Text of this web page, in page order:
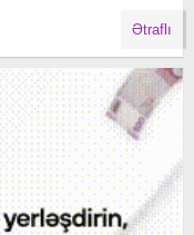
Ətraflı